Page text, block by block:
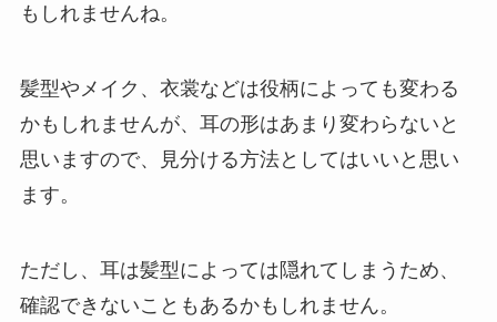
もしれませんね。
髪型やメイク、衣裳などは役柄によっても変わる
かもしれませんが、耳の形はあまり変わらないと
思いますので、見分ける方法としてはいいと思い
ます。
ただし、耳は髪型によっては隠れてしまうため、
確認できないこともあるかもしれません。